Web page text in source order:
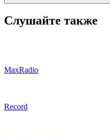
Слушайте также
MaxRadio
Record